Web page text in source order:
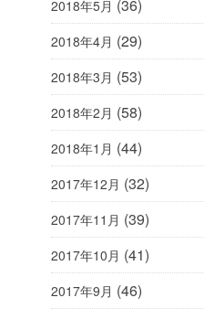
2018年5月 (36)
2018年4月 (29)
2018年3月 (53)
2018年2月 (58)
2018年1月 (44)
2017年12月 (32)
2017年11月 (39)
2017年10月 (41)
2017年9月 (46)